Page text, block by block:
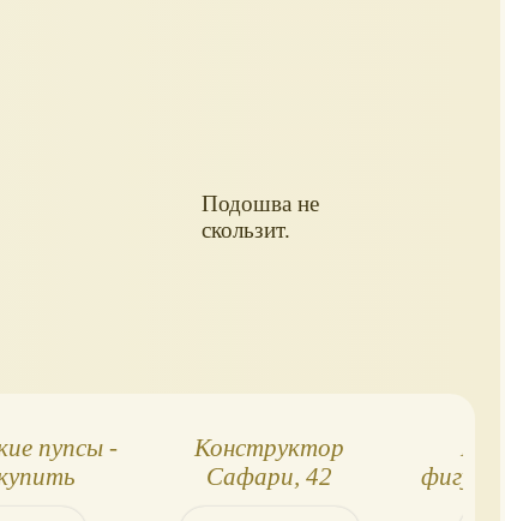
Подошва не
скользит.
пупсы -
Конструктор
Сафари, 42